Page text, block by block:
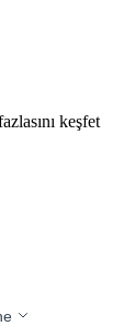
keşfet